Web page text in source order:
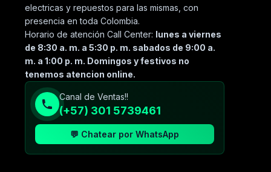
electricas y repuestos para las mismas, con
presencia en toda Colombia.
Horario de atención Call Center: lunes a viernes
de 8:30 a. m. a 5:30 p. m. sabados de 9:00 a.
m. a 1:00 p. m. Domingos y festivos no
tenemos atencion online.
Canal de Ventas!!
(+57) 301 5739461
💬 Chatear por WhatsApp